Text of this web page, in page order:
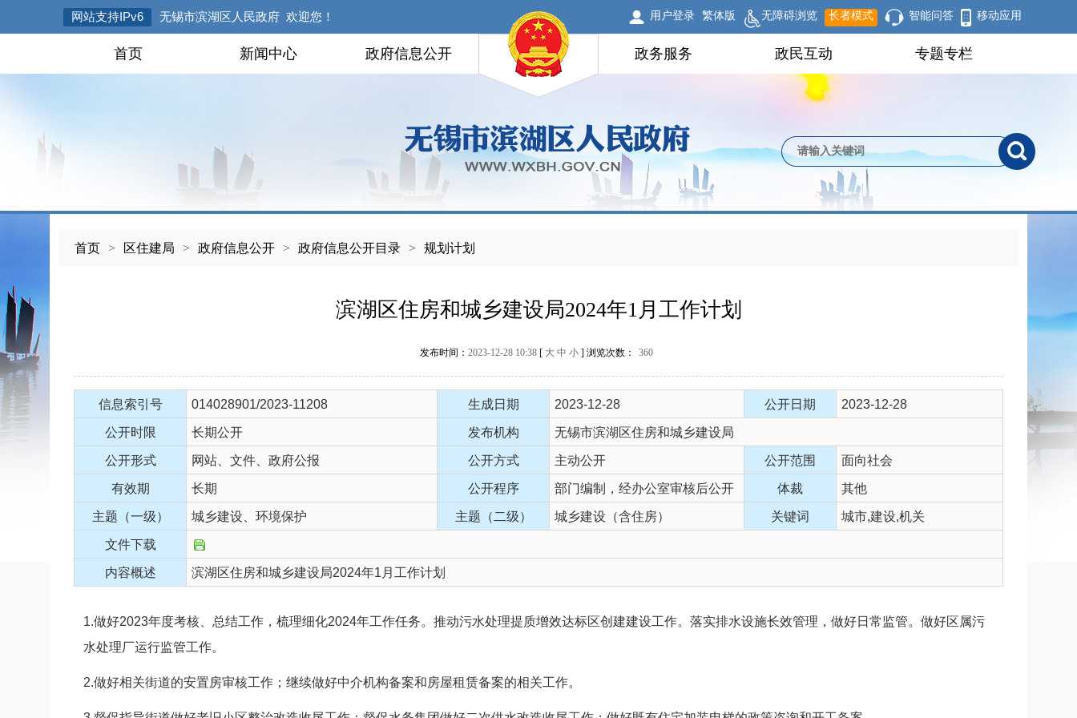
网站支持IPv6 无锡市滨湖区人民政府 欢迎您！ 用户登录 繁体版 无障碍浏览 长者模式 智能问答 移动应用
首页 新闻中心 政府信息公开 政务服务 政民互动 专题专栏
首页 > 区住建局 > 政府信息公开 > 政府信息公开目录 > 规划计划
滨湖区住房和城乡建设局2024年1月工作计划
发布时间： 2023-12-28 10:38 [ 大 中 小 ] 浏览次数： 360
信息索引号 014028901/2023-11208 生成日期 2023-12-28 公开日期 2023-12-28
公开时限 长期公开 发布机构 无锡市滨湖区住房和城乡建设局
公开形式 网站、文件、政府公报 公开方式 主动公开 公开范围 面向社会
有效期 长期 公开程序 部门编制，经办公室审核后公开 体裁 其他
主题（一级） 城乡建设、环境保护 主题（二级） 城乡建设（含住房） 关键词 城市,建设,机关
文件下载
内容概述 滨湖区住房和城乡建设局2024年1月工作计划
1.做好2023年度考核、总结工作，梳理细化2024年工作任务。推动污水处理提质增效达标区创建建设工作。落实排水设施长效管理，做好日常监管。做好区属污
水处理厂运行监管工作。
2.做好相关街道的安置房审核工作；继续做好中介机构备案和房屋租赁备案的相关工作。